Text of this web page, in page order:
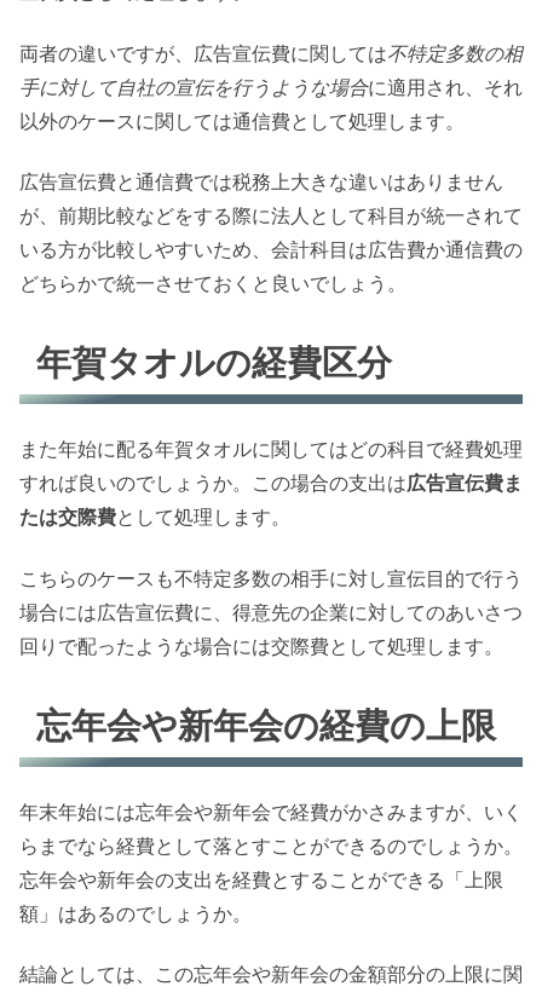
両者の違いですが、広告宣伝費に関しては不特定多数の相
手に対して自社の宣伝を行うような場合に適用され、それ
以外のケースに関しては通信費として処理します。
広告宣伝費と通信費では税務上大きな違いはありません
が、前期比較などをする際に法人として科目が統一されて
いる方が比較しやすいため、会計科目は広告費か通信費の
どちらかで統一させておくと良いでしょう。
年賀タオルの経費区分
また年始に配る年賀タオルに関してはどの科目で経費処理
すれば良いのでしょうか。この場合の支出は広告宣伝費ま
たは交際費として処理します。
こちらのケースも不特定多数の相手に対し宣伝目的で行う
場合には広告宣伝費に、得意先の企業に対してのあいさつ
回りで配ったような場合には交際費として処理します。
忘年会や新年会の経費の上限
年末年始には忘年会や新年会で経費がかさみますが、いく
らまでなら経費として落とすことができるのでしょうか。
忘年会や新年会の支出を経費とすることができる「上限
額」はあるのでしょうか。
結論としては、この忘年会や新年会の金額部分の上限に関